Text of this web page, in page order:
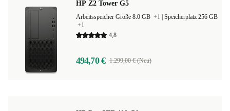
HP Z2 Tower G5
Arbeitsspeicher Größe 8.0 GB +1
Speicherplatz 256 GB
+1
4,8
494,70 € 1.299,00 € (Neu)